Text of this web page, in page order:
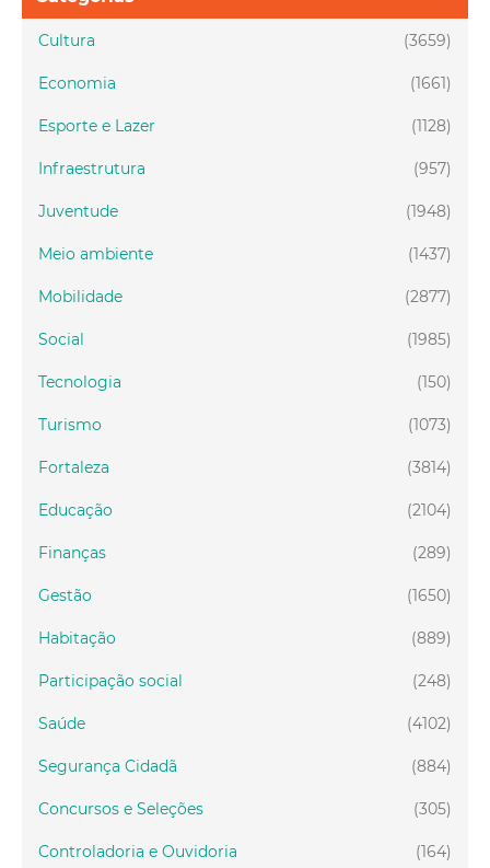
(3659)
Cultura
(1661)
Economia
(1128)
Esporte e Lazer
(957)
Infraestrutura
(1948)
Juventude
(1437)
Meio ambiente
(2877)
Mobilidade
(1985)
Social
(150)
Tecnologia
(1073)
Turismo
(3814)
Fortaleza
(2104)
Educação
(289)
Finanças
(1650)
Gestão
(889)
Habitação
(248)
Participação social
(4102)
Saúde
(884)
Segurança Cidadã
(305)
Concursos e Seleções
(164)
Controladoria e Ouvidoria